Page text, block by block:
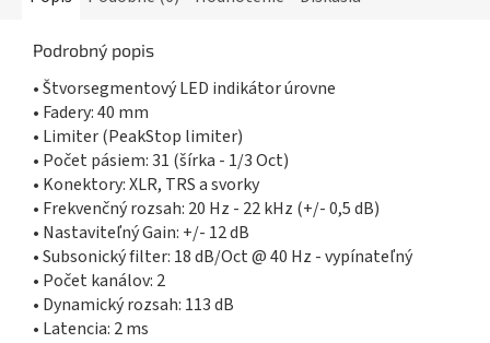
Podrobný popis
• Štvorsegmentový LED indikátor úrovne
• Fadery: 40 mm
• Limiter (PeakStop limiter)
• Počet pásiem: 31 (šírka - 1/3 Oct)
• Konektory: XLR, TRS a svorky
• Frekvenčný rozsah: 20 Hz - 22 kHz (+/- 0,5 dB)
• Nastaviteľný Gain: +/- 12 dB
• Subsonický filter: 18 dB/Oct @ 40 Hz - vypínateľný
• Počet kanálov: 2
• Dynamický rozsah: 113 dB
• Latencia: 2 ms